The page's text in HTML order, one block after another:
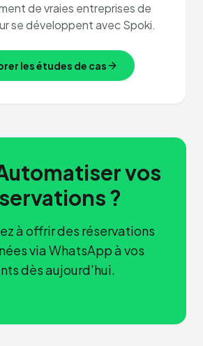
de vraies entreprises de
se développent avec Spoki.
les études de cas
vos
?
à offrir des réservations
via WhatsApp à vos
dès aujourd'hui.